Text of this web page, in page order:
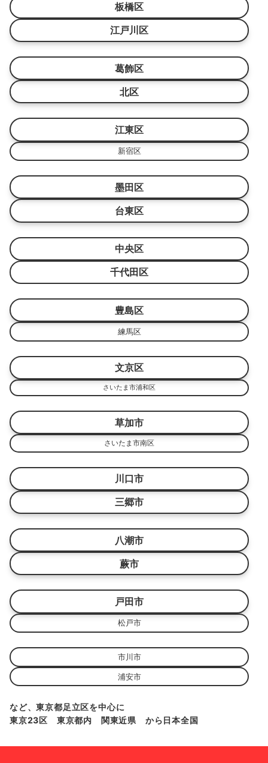
板橋区
江戸川区
葛飾区
北区
江東区
新宿区
墨田区
台東区
中央区
千代田区
豊島区
練馬区
文京区
さいたま市浦和区
草加市
さいたま市南区
川口市
三郷市
八潮市
蕨市
戸田市
松戸市
市川市
浦安市
など、東京都足立区を中心に
東京23区 東京都内 関東近県 から日本全国